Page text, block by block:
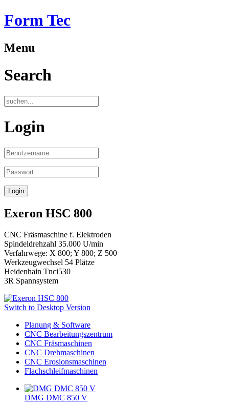
Form Tec
Menu
Search
Login
Exeron HSC 800
CNC Fräsmaschine f. Elektroden
Spindeldrehzahl 35.000 U/min
Verfahrwege: X 800; Y 800; Z 500
Werkzeugwechsel 54 Plätze
Heidenhain Tnci530
3R Spannsystem
Switch to Desktop Version
Planung & Software
CNC Bearbeitungszentrum
CNC Fräsmaschinen
CNC Drehmaschinen
CNC Erosionsmaschinen
Flachschleifmaschinen
DMG DMC 850 V